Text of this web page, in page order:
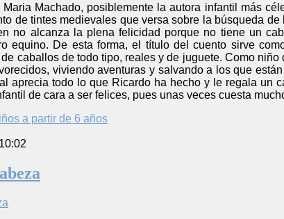
Maria Machado, posiblemente la autora infantil más
de tintes medievales que versa sobre la búsqueda
no alcanza la plena felicidad porque no tiene un
equino. De esta forma, el título del cuento sirve
caballos de todo tipo, reales y de juguete. Como
viviendo aventuras y salvando a los que
aprecia todo lo que Ricardo ha hecho y le regala un
de cara a ser felices, pues unas veces cuesta
a partir de 6 años